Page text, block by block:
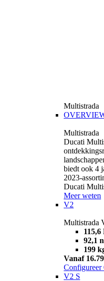
Multistrada
Multistrada
Ducati
biedt ook 4
2023-
Ducati
Meer weten
V2
Multistrada
115,6
92,1
199
Vanaf
Configureer
V2 S